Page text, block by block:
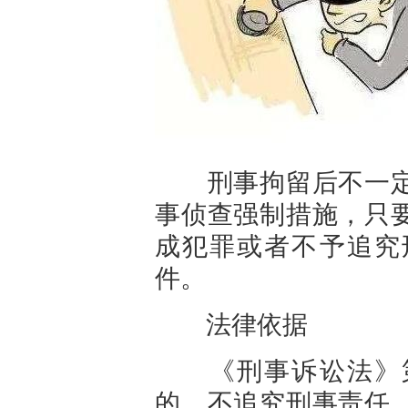
刑事拘留后不一定
事侦查强制措施，只
成犯罪或者不予追
件。
法律依据
《刑事诉讼法》